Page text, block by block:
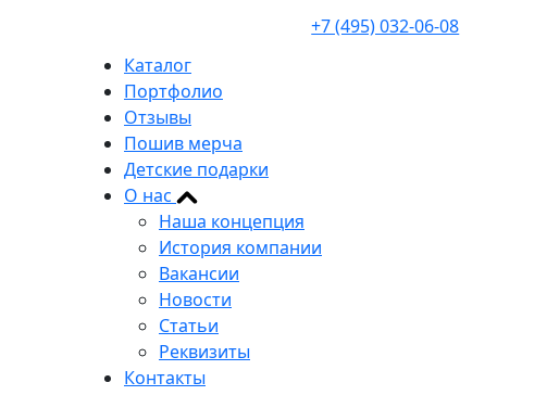
+7 (495) 032-06-08
Каталог
Портфолио
Отзывы
Пошив мерча
Детские подарки
О нас
Наша концепция
История компании
Вакансии
Новости
Статьи
Реквизиты
Контакты